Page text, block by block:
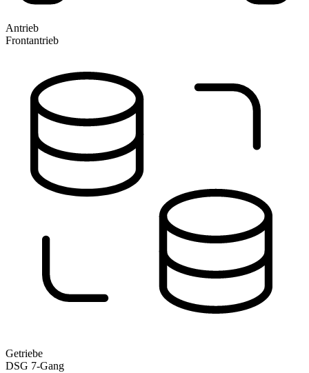
Antrieb
Frontantrieb
Getriebe
DSG 7-Gang